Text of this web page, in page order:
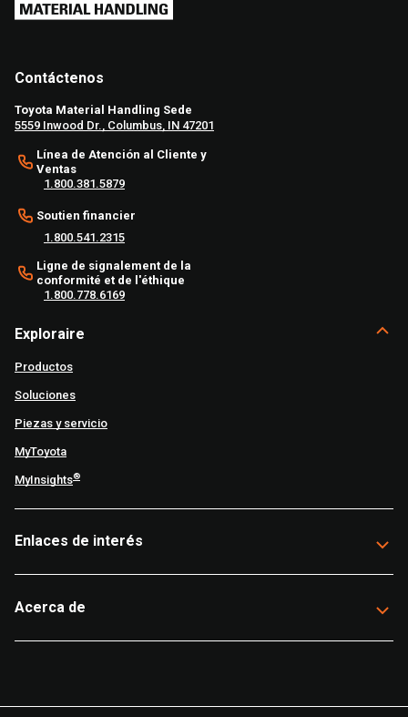
Contáctenos
Toyota Material Handling Sede
5559 Inwood Dr., Columbus, IN 47201
Línea de Atención al Cliente y
Ventas
1.800.381.5879
Soutien financier
1.800.541.2315
Ligne de signalement de la
conformité et de l'éthique
1.800.778.6169
Exploraire
Productos
Soluciones
Piezas y servicio
MyToyota
MyInsights®
Enlaces de interés
Acerca de